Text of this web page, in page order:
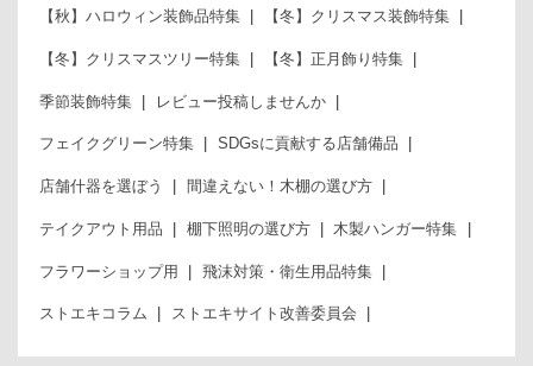
【秋】ハロウィン装飾品特集 【冬】クリスマス装飾特集
【冬】クリスマスツリー特集 【冬】正月飾り特集
季節装飾特集 レビュー投稿しませんか
フェイクグリーン特集 SDGsに貢献する店舗備品
店舗什器を選ぼう 間違えない！木棚の選び方
テイクアウト用品 棚下照明の選び方 木製ハンガー特集
フラワーショップ用 飛沫対策・衛生用品特集
ストエキコラム ストエキサイト改善委員会